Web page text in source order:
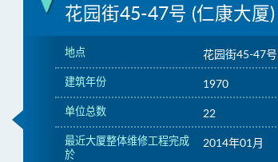
花园街45-47号 (仁康大厦)
地点 花园街45-47号
建筑年份 1970
单位总数 22
最近大厦整体维修工程完成
於
2014年01月